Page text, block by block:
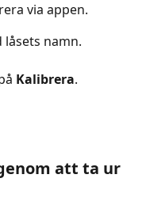
via appen.
låsets namn.
Kalibrera.
att ta ur